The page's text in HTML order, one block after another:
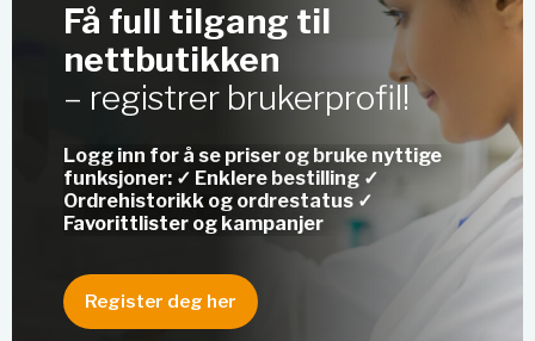
Få full tilgang til
nettbutikken
– registrer brukerprofil!
Logg inn for å se priser og bruke nyttige
funksjoner: ✓ Enklere bestilling ✓
Ordrehistorikk og ordrestatus ✓
Favorittlister og kampanjer
Register deg her